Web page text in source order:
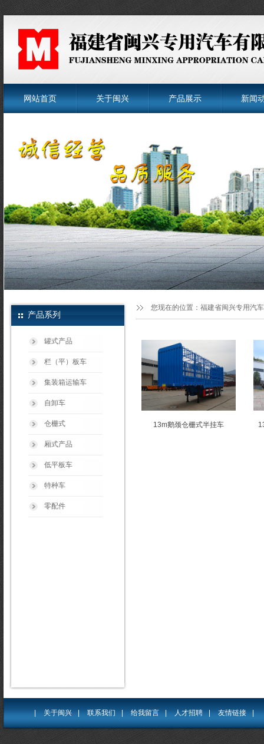
网站首页 关于闽兴 产品展示 新闻
产品系列
罐式产品
栏（平）板车
集装箱运输车
自卸车
仓栅式
厢式产品
低平板车
特种车
零配件
13m鹅颈仓栅式半挂车
您现在的位置： 福建省闽兴专用汽
| 关于闽兴 | 联系我们 | 给我留言 | 人才招聘 | 友情链接 |